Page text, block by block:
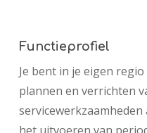
Functieprofiel
Je bent in je eigen
plannen en verrichten